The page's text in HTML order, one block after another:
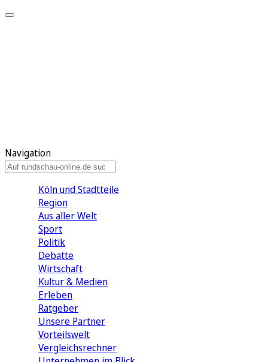
Navigation
Köln und Stadtteile
Region
Aus aller Welt
Sport
Politik
Debatte
Wirtschaft
Kultur & Medien
Erleben
Ratgeber
Unsere Partner
Vorteilswelt
Vergleichsrechner